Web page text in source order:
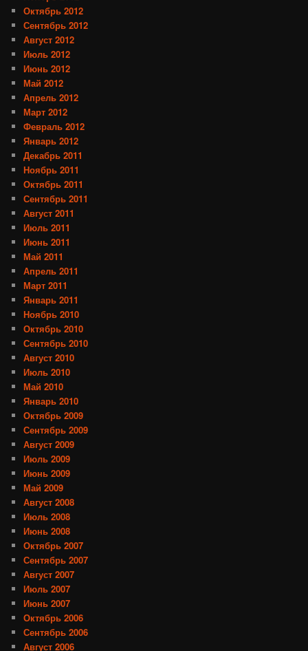
Октябрь 2012
Сентябрь 2012
Август 2012
Июль 2012
Июнь 2012
Май 2012
Апрель 2012
Март 2012
Февраль 2012
Январь 2012
Декабрь 2011
Ноябрь 2011
Октябрь 2011
Сентябрь 2011
Август 2011
Июль 2011
Июнь 2011
Май 2011
Апрель 2011
Март 2011
Январь 2011
Ноябрь 2010
Октябрь 2010
Сентябрь 2010
Август 2010
Июль 2010
Май 2010
Январь 2010
Октябрь 2009
Сентябрь 2009
Август 2009
Июль 2009
Июнь 2009
Май 2009
Август 2008
Июль 2008
Июнь 2008
Октябрь 2007
Сентябрь 2007
Август 2007
Июль 2007
Июнь 2007
Октябрь 2006
Сентябрь 2006
Август 2006